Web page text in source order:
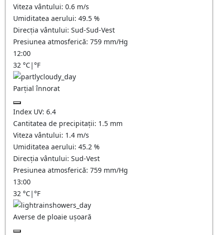
Viteza vântului: 0.6 m/s
Umiditatea aerului: 49.5 %
Direcția vântului: Sud-Sud-Vest
Presiunea atmosferică: 759 mm/Hg
12:00
32 °C|°F
Parțial înnorat
Index UV: 6.4
Cantitatea de precipitații: 1.5 mm
Viteza vântului: 1.4 m/s
Umiditatea aerului: 45.2 %
Direcția vântului: Sud-Vest
Presiunea atmosferică: 759 mm/Hg
13:00
32 °C|°F
Averse de ploaie ușoară